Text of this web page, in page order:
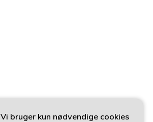
Vi bruger kun nødvendige cookies